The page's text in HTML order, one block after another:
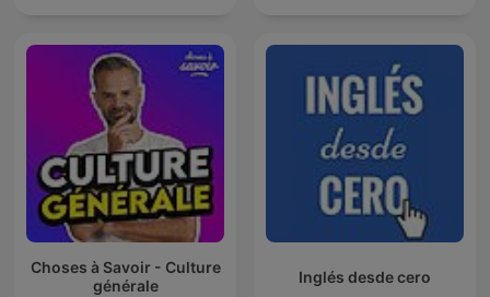
Choses à Savoir - Culture
générale
Inglés desde cero